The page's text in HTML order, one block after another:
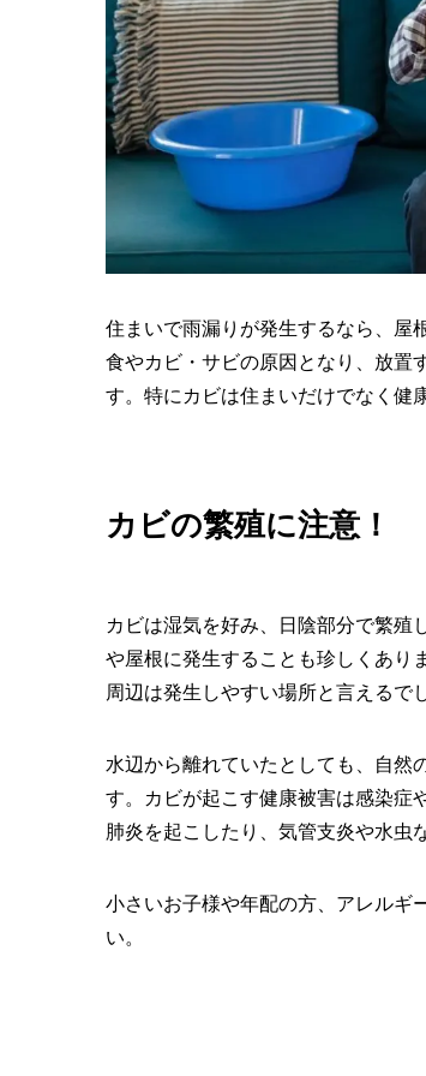
住まいで雨漏りが発生するなら、屋
食やカビ・サビの原因となり、放置
す。特にカビは住まいだけでなく健
カビの繁殖に注意！
カビは湿気を好み、日陰部分で繁殖
や屋根に発生することも珍しくあり
周辺は発生しやすい場所と言えるで
水辺から離れていたとしても、自然
す。カビが起こす健康被害は感染症
肺炎を起こしたり、気管支炎や水虫
小さいお子様や年配の方、アレルギ
い。